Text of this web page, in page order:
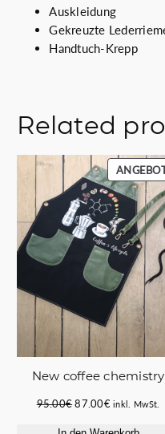
e
n
Auskleidung
Gekreuzte
Handtuch-Krepp
Related
New coffee chemistry
95.00€Ursprünglicher
87.00€Aktueller
inkl. MwSt.